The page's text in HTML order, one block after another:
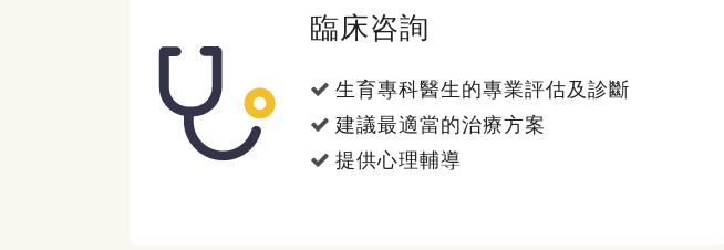
臨床咨詢
生育專科醫生的專業評估及診斷
建議最適當的治療方案
提供心理輔導